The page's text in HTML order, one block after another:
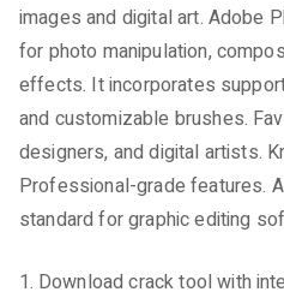
images and digital art. Adobe
for photo manipulation,
effects. It incorporates
and customizable brushes.
designers, and digital artists.
Professional-grade features.
standard for graphic editing
Download crack tool with